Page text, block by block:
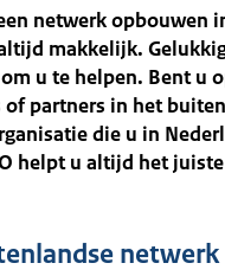
netwerk opbouwen
makkelijk.
u te helpen. Bent u
of partners in het
die u in
helpt u altijd het